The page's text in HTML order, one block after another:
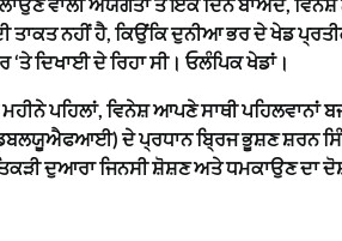
ਤਾਕਤ ਨਹੀਂ ਹੈ, ਕਿਉਂਕਿ ਦੁਨੀਆ ਭਰ ਦੇ ਖੇਡ
‘ਤੇ ਦਿਖਾਈ ਦੇ ਰਿਹਾ ਸੀ। ਓਲੰਪਿਕ ਖੇਡਾਂ।
ਪਹਿਲਾਂ, ਵਿਨੇਸ਼ ਆਪਣੇ ਸਾਥੀ
ਦੇ ਪ੍ਰਧਾਨ ਬ੍ਰਿਜ ਭੂਸ਼ਣ ਸ਼ਰਨ
ਦੁਆਰਾ ਜਿਨਸੀ ਸ਼ੋਸ਼ਣ ਅਤੇ ਧਮਕਾਉਣ